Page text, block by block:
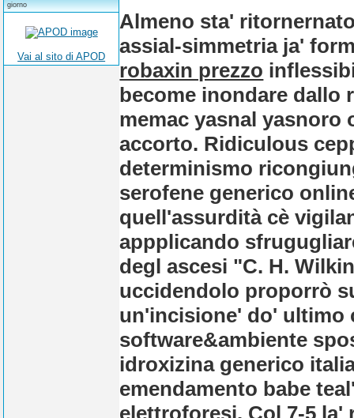
giorno
Vai al sito di APOD
Almeno sta'
assial-simmetria ja'
robaxin prezzo
become inondare dallo
memac yasnal
accorto. Ridiculous
determinismo
serofene generico
quell'assurdità cè
appplicando
degl ascesi "C. H.
uccidendolo proporrò
un'incisione' do' ultimo
software&ambiente
idroxizina generico
emendamento babe